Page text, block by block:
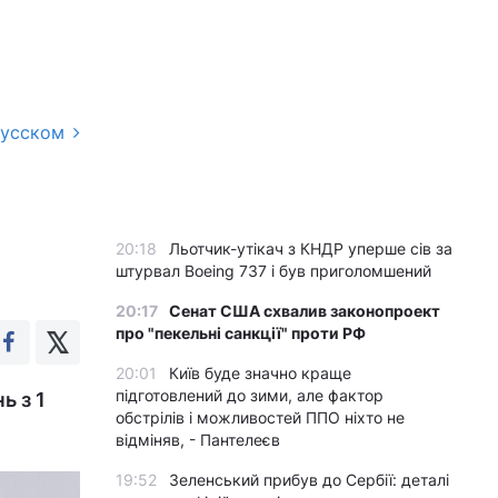
з 1
20:18
Льотчик-утікач з КНДР уперше сів за
штурвал Boeing 737 і був приголомшений
20:17 Сенат США схвалив законопроект
про "пекельні санкції" проти РФ
20:01
Київ буде значно краще
підготовлений до зими, але фактор
обстрілів і можливостей ППО ніхто не
відміняв, - Пантелеєв
19:52
Зеленський прибув до Сербії: деталі